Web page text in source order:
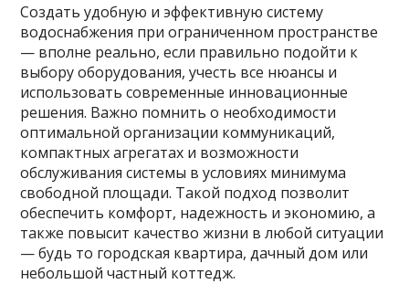
Создать удобную и эффективную систему
водоснабжения при ограниченном пространстве
— вполне реально, если правильно подойти к
выбору оборудования, учесть все нюансы и
использовать современные инновационные
решения. Важно помнить о необходимости
оптимальной организации коммуникаций,
компактных агрегатах и возможности
обслуживания системы в условиях минимума
свободной площади. Такой подход позволит
обеспечить комфорт, надежность и экономию, а
также повысит качество жизни в любой ситуации
— будь то городская квартира, дачный дом или
небольшой частный коттедж.